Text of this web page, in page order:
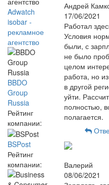
Adwatch
isobar -
рекламное
агентство
BBDO
Group
Russia
Рейтинг
компании:
BSPost
Рейтинг
компании:
Андрей
17/06/2021
Работал
Условия
были, с
не было
целом
работа, но
в другой
уйти.
полностью,
полагается.
Валерий
08/06/2021